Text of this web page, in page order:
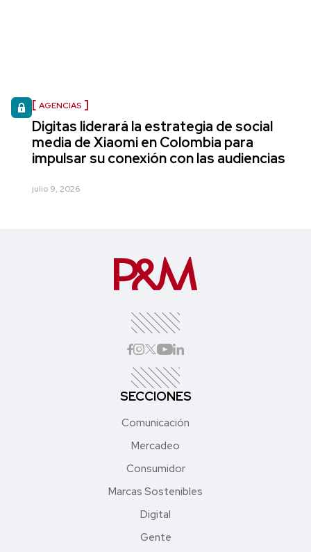
AGENCIAS
Digitas liderará la estrategia de social
media de Xiaomi en Colombia para
impulsar su conexión con las audiencias
julio 9, 2026
SECCIONES
Comunicación
Mercadeo
Consumidor
Marcas Sostenibles
Digital
Gente